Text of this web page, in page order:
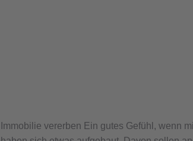
Immobilie vererben Ein gutes Gefühl, wenn